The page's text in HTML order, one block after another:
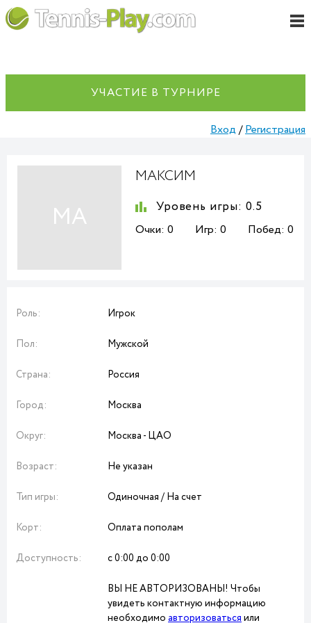
УЧАСТИЕ В ТУРНИРЕ
Вход /Регистрация
МА
МАКСИМ
Уровень игры: 0.5
Очки: 0 Игр: 0 Побед: 0
Роль: Игрок
Пол: Мужской
Страна: Россия
Город: Москва
Округ: Москва - ЦАО
Возраст: Не указан
Тип игры: Одиночная / На счет
Корт: Оплата пополам
Доступность: с 0:00 до 0:00
ВЫ НЕ АВТОРИЗОВАНЫ! Чтобы
увидеть контактную информацию
необходимо авторизоватьсяили